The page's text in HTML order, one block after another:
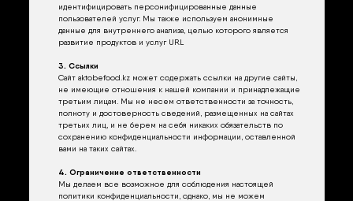
идентифицировать персонифицированные данные
пользователей услуг. Мы также используем анонимные
данные для внутреннего анализа, целью которого является
развитие продуктов и услуг URL
3. Ссылки
Сайт aktobefood.kz может содержать ссылки на другие сайты,
не имеющие отношения к нашей компании и принадлежащие
третьим лицам. Мы не несем ответственности за точность,
полноту и достоверность сведений, размещенных на сайтах
третьих лиц, и не берем на себя никаких обязательств по
сохранению конфиденциальности информации, оставленной
вами на таких сайтах.
4. Ограничение ответственности
Мы делаем все возможное для соблюдения настоящей
политики конфиденциальности, однако, мы не можем